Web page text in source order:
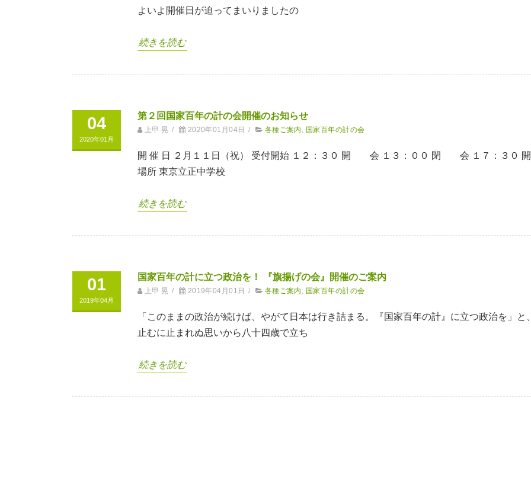
よいよ開催日が迫ってまいりましたの
続きを読む
04
2020年01月
第２回国家百年の計の会開催のお知らせ
上甲 晃 / 2020年01月04日 / 各種ご案内 国家百年の計の会
開 催 日 ２月１１日（祝） 受付開始 １２：３０ 開 会 １３：００ 閉 会 １７：３０
場所 東京立正中学校
続きを読む
01
2019年04月
国家百年の計に立つ政治を！ 『旗揚げの会』開催のご案内
上甲 晃 / 2019年04月01日 / 各種ご案内 国家百年の計の会
「このままの政治が続けば、やがて日本は行き詰まる。『国家百年の計』に立つ政治を」と
止むに止まれぬ思いから八十四歳で立ち
続きを読む